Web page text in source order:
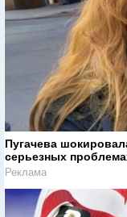
Пугачева
серьезных
Реклама